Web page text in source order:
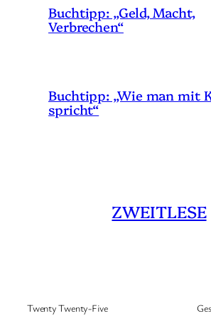
Buchtipp: „Geld, Macht,
Verbrechen“
Buchtipp: „Wie man mit
spricht“
ZWEITLESE
Twenty Twenty-Five